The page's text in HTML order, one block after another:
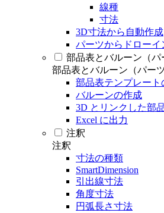
線種
寸法
3D寸法から自動作成
パーツからドローイ
部品表とバルーン（パ
部品表とバルーン（パーツ
部品表テンプレート
バルーンの作成
3D とリンクした部
Excel に出力
注釈
注釈
寸法の種類
SmartDimension
引出線寸法
角度寸法
円弧長さ寸法